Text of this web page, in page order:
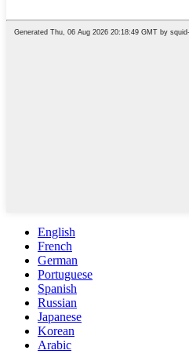
English
French
German
Portuguese
Spanish
Russian
Japanese
Korean
Arabic